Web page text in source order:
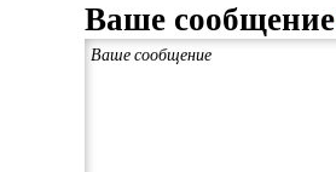
Ваше сообщение